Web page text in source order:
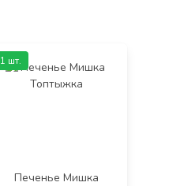
Печенье Мишка
1 шт.